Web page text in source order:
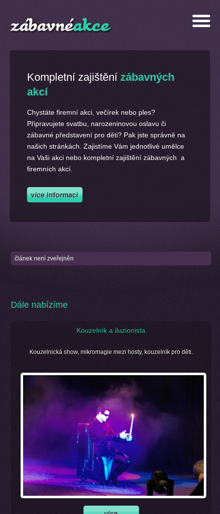
Kompletní zajištění zábavných
akcí
Chystáte firemní akci, večírek nebo ples?
Připravujete svatbu, narozeninovou oslavu či
zábavné představení pro děti? Pak jste správně na
našich stránkách. Zajistíme Vám jednotlivé umělce
na Vaši akci nebo kompletní zajištění zábavných a
firemních akcí.
článek není zveřejněn
Dále nabízíme
Kouzelník a iluzionista
Kouzelnická show, mikromagie mezi hosty, kouzelník pro děti.